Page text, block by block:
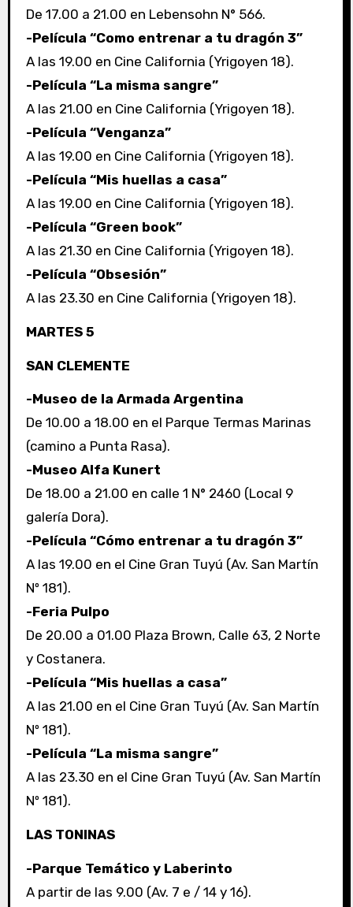
De 17.00 a 21.00 en Lebensohn N° 566.
-Película “Como entrenar a tu dragón 3”
A las 19.00 en Cine California (Yrigoyen 18).
-Película “La misma sangre”
A las 21.00 en Cine California (Yrigoyen 18).
-Película “Venganza”
A las 19.00 en Cine California (Yrigoyen 18).
-Película “Mis huellas a casa”
A las 19.00 en Cine California (Yrigoyen 18).
-Película “Green book”
A las 21.30 en Cine California (Yrigoyen 18).
-Película “Obsesión”
A las 23.30 en Cine California (Yrigoyen 18).
MARTES 5
SAN CLEMENTE
-Museo de la Armada Argentina
De 10.00 a 18.00 en el Parque Termas Marinas
(camino a Punta Rasa).
-Museo Alfa Kunert
De 18.00 a 21.00 en calle 1 N° 2460 (Local 9
galería Dora).
-Película “Cómo entrenar a tu dragón 3”
A las 19.00 en el Cine Gran Tuyú (Av. San Martín
Nº 181).
-Feria Pulpo
De 20.00 a 01.00 Plaza Brown, Calle 63, 2 Norte
y Costanera.
-Película “Mis huellas a casa”
A las 21.00 en el Cine Gran Tuyú (Av. San Martín
Nº 181).
-Película “La misma sangre”
A las 23.30 en el Cine Gran Tuyú (Av. San Martín
Nº 181).
LAS TONINAS
-Parque Temático y Laberinto
A partir de las 9.00 (Av. 7 e / 14 y 16).